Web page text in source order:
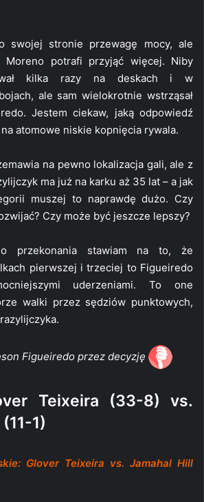
swojej stronie przewagę mocy, ale
potrafi przyjąć więcej. Niby
kilka razy na deskach i w
ale sam wielokrotnie wstrząsał
Jestem ciekaw, jaką odpowiedź
atomowe niskie kopnięcia rywala.
na pewno lokalizacja gali, ale z
ma już na karku aż 35 lat – a jak
muszej to naprawdę dużo. Czy
Czy może być jeszcze lepszy?
przekonania stawiam na to, że
pierwszej i trzeciej to Figueiredo
uderzeniami. To one
walki przez sędziów punktowych,
Figueiredo przez decyzję
Teixeira (33-8) vs.
1)
Glover Teixeira vs. Jamahal Hill